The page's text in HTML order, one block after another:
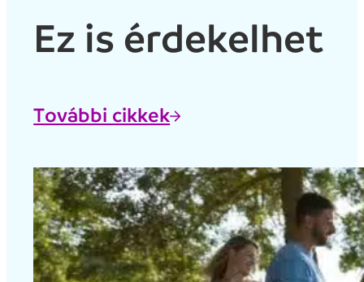
Ez is érdekelhet
További cikkek